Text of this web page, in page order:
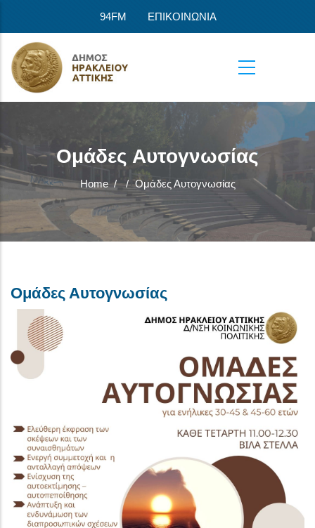
94FM ΕΠΙΚΟΙΝΩΝΙΑ
Ομάδες Αυτογνωσίας
Home / / Ομάδες Αυτογνωσίας
Ομάδες Αυτογνωσίας